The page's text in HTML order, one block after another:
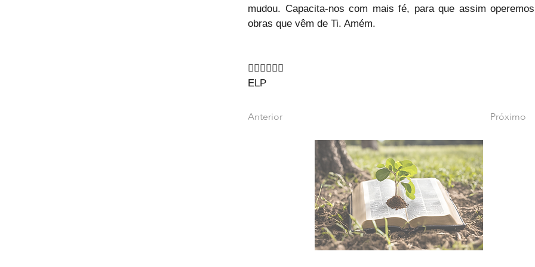
mudou. Capacita-nos com mais fé, para que assim
obras que vêm de Ti. Amém.
🙇‍♂️🙇‍♂️🙇‍♂️
ELP
Anterior Próximo